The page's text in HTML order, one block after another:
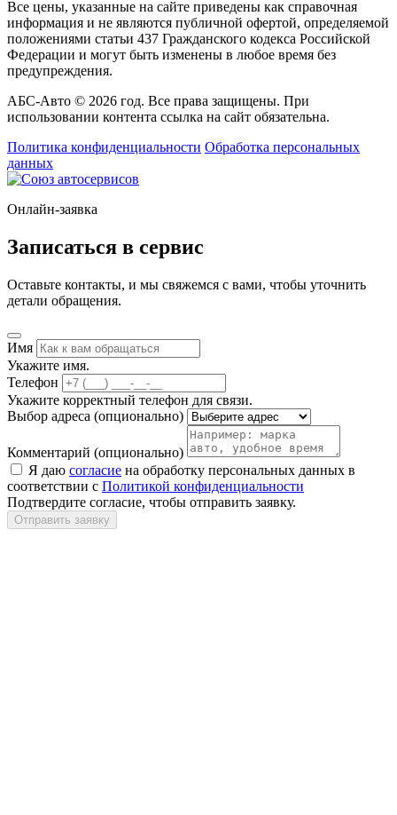
Все цены, указанные на сайте приведены как справочная
информация и не являются публичной офертой, определяемой
положениями статьи 437 Гражданского кодекса Российской
Федерации и могут быть изменены в любое время без
предупреждения.
АБС-Авто © 2026 год. Все права защищены. При
использовании контента ссылка на сайт обязательна.
Политика конфиденциальности Обработка персональных
данных
Онлайн-заявка
Записаться в сервис
Оставьте контакты, и мы свяжемся с вами, чтобы уточнить
детали обращения.
Имя
Укажите имя.
Телефон
Укажите корректный телефон для связи.
Выбор адреса (опционально)
Комментарий (опционально)
Я даю согласие на обработку персональных данных в
соответствии с Политикой конфиденциальности
Подтвердите согласие, чтобы отправить заявку.
Отправить заявку